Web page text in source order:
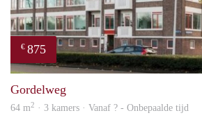
€ 875
Gordelweg
64 m2 · 3 kamers · Vanaf ? - Onbepaalde tijd